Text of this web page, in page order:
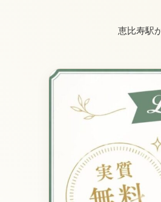
恵比寿駅